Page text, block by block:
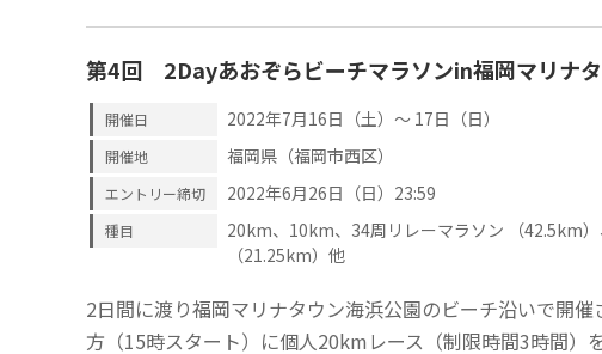
第4回 2Dayあおぞらビーチマラソンin福岡マリナ
開催日 2022年7月16日（土）～ 17日（日）
開催地 福岡県（福岡市西区）
エントリー締切 2022年6月26日（日）23:59
種目
20km、10km、34周リレーマラソン （42.5km
（21.25km）他
2日間に渡り福岡マリナタウン海浜公園のビーチ沿いで開
方（15時スタート）に個人20kmレース（制限時間3時間）